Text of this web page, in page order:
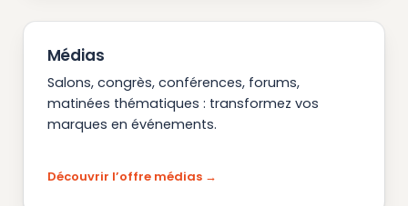
Médias
Salons, congrès, conférences, forums,
matinées thématiques : transformez vos
marques en événements.
Découvrir l’offre médias